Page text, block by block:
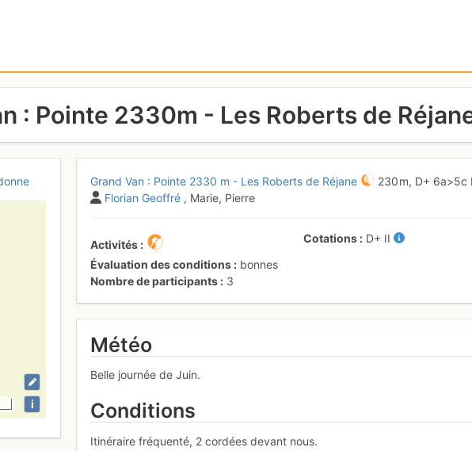
: Pointe 2330m - Les Roberts de
i
Grand Van : Pointe 2330 m - Les Roberts de Réjane 230 m, D+ 6a>5c
Florian Geoffré , Marie, Pierre
Activités
Évaluation des conditions
bonnes
Nombre de participants
3
Cotations D+ II
Météo
Belle journée de Juin.
Conditions
Itinéraire fréquenté, 2 cordées devant nous.